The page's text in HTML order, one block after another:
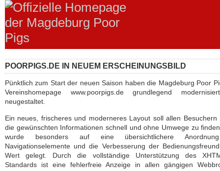
POORPIGS.DE IN NEUEM ERSCHEINUNGSBILD
Pünktlich zum Start der neuen Saison haben die Magdeburg Poor
Vereinshomepage www.poorpigs.de grundlegend
neugestaltet.
Ein neues, frischeres und moderneres Layout soll allen Besuchern
die gewünschten Informationen schnell und ohne Umwege zu
wurde besonders auf eine übersichtlichere
Navigationselemente und die Verbesserung der
Wert gelegt. Durch die vollständige Unterstützung des
Standards ist eine fehlerfreie Anzeige in allen gängigen